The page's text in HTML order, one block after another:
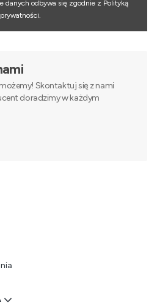
danych odbywa się zgodnie z Polityką
prywatności.
Skontaktuj się z nami
doradzimy w każdym